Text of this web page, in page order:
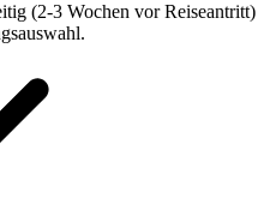
(2-3 Wochen vor Reiseantritt)